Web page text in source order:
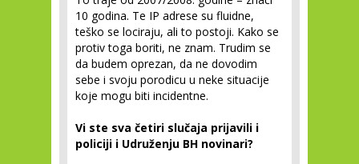
10 godina. Te IP adrese su fluidne,
teško se lociraju, ali to postoji. Kako se
protiv toga boriti, ne znam. Trudim se
da budem oprezan, da ne dovodim
sebe i svoju porodicu u neke situacije
koje mogu biti incidentne.
Vi ste sva četiri slučaja prijavili i
policiji i Udruženju BH novinari?